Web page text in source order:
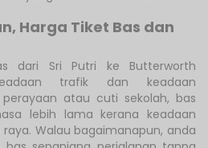
Harga Tiket Bas dan
dari Sri Putri ke Butterworth
trafik dan keadaan
atau cuti sekolah, bas
lebih lama kerana keadaan
Walau bagaimanapun, anda